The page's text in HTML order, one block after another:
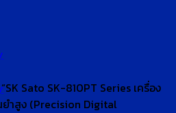
Sato SK-810PT Series เครื่อง
ำสูง (Precision Digital